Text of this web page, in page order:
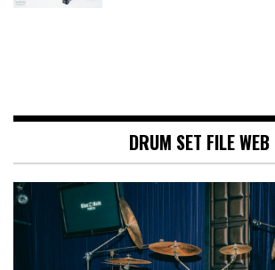
DRUM SET FILE WEB